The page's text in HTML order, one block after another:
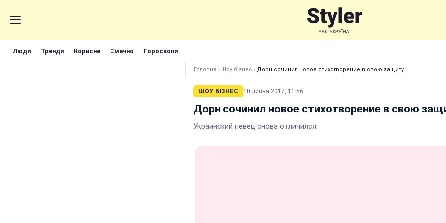
Люди Тренди Корисне Смачно Гороскопи
Головна › Шоу бізнес › Дорн сочинил новое стихотворение в свою защиту
ШОУ БІЗНЕС 10 липня 2017, 11:56
Дорн сочинил новое стихотворение в свою
Украинский певец снова отличился